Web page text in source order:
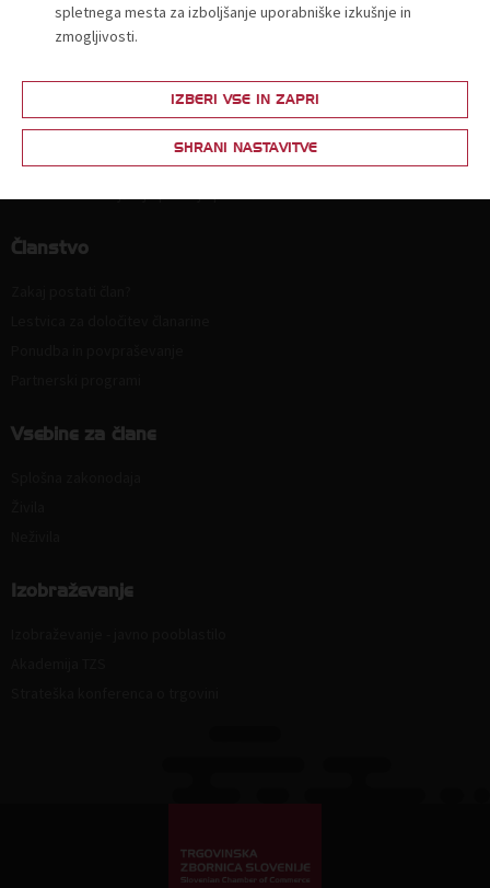
Poslanstvo, vrednote, vizija
Principi in področja delovanja
Zaposlitev
Politika zasebnosti
Članstvo
Vsebine za člane
Izobraževanje
spletnega mesta za izboljšanje uporabniške izkušnje in
zmogljivosti.
IZBERI VSE IN ZAPRI
SHRANI NASTAVITVE